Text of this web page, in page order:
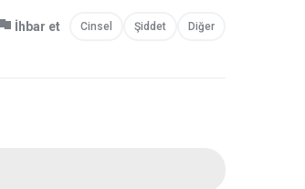
İhbar et Cinsel Şiddet Diğer